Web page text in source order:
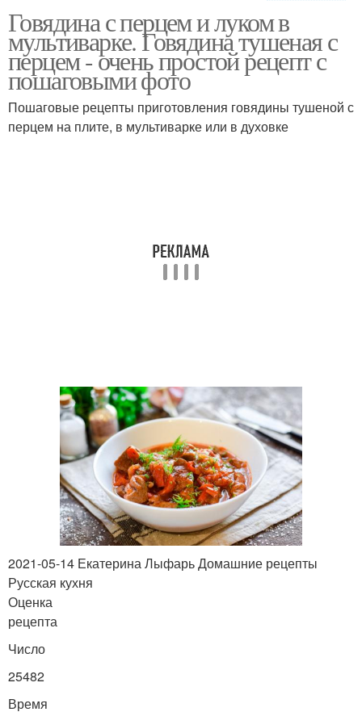
Классический гуляш Говядина с морковью
Соус из говядины Сливочный гуляш
Говядина с болгарским
перцем
Гуляш с подливкой
Гуляш в мультиварке-
скороварке
Диетический гуляш
Говядина с перцем и луком в
мультиварке. Говядина тушеная с
перцем - очень простой рецепт с
пошаговыми фото
Пошаговые рецепты приготовления говядины тушеной с
перцем на плите, в мультиварке или в духовке
2021-05-14 Екатерина Лыфарь Домашние рецепты
Русская кухня
Оценка
рецепта
Число
25482
Время